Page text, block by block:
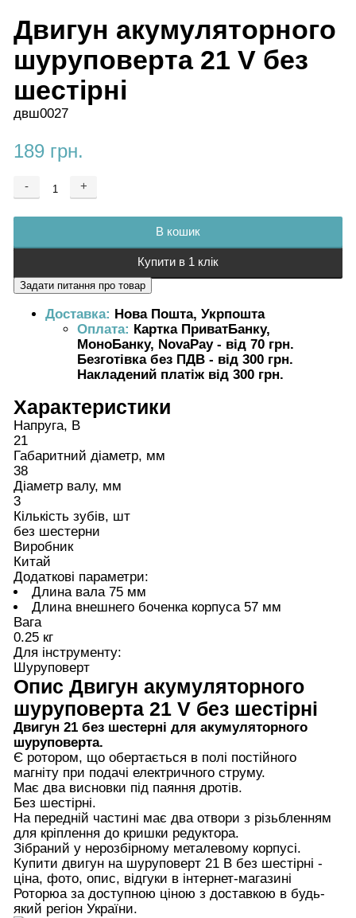
Двигун акумуляторного
шуруповерта 21 V без
шестірні
двш0027
189 грн.
- +
В кошик
Купити в 1 клік
Доставка: Нова Пошта, Укрпошта
Оплата: Картка ПриватБанку,
МоноБанку, NovaPay - від 70 грн.
Безготівка без ПДВ - від 300 грн.
Накладений платіж від 300 грн.
Характеристики
Напруга, В
21
Габаритний діаметр, мм
38
Діаметр валу, мм
3
Кількість зубів, шт
без шестерни
Виробник
Китай
Додаткові параметри:
Длина вала 75 мм
Длина внешнего боченка корпуса 57 мм
Вага
0.25 кг
Для інструменту:
Шуруповерт
Опис Двигун акумуляторного
шуруповерта 21 V без шестірні
Двигун 21 без шестерні для акумуляторного
шуруповерта.
Є ротором, що обертається в полі постійного
магніту при подачі електричного струму.
Має два висновки під паяння дротів.
Без шестірні.
На передній частині має два отвори з різьбленням
для кріплення до кришки редуктора.
Зібраний у нерозбірному металевому корпусі.
Купити двигун на шуруповерт 21 В без шестірні -
ціна, фото, опис, відгуки в інтернет-магазині
Роторюа за доступною ціною з доставкою в будь-
який регіон України.